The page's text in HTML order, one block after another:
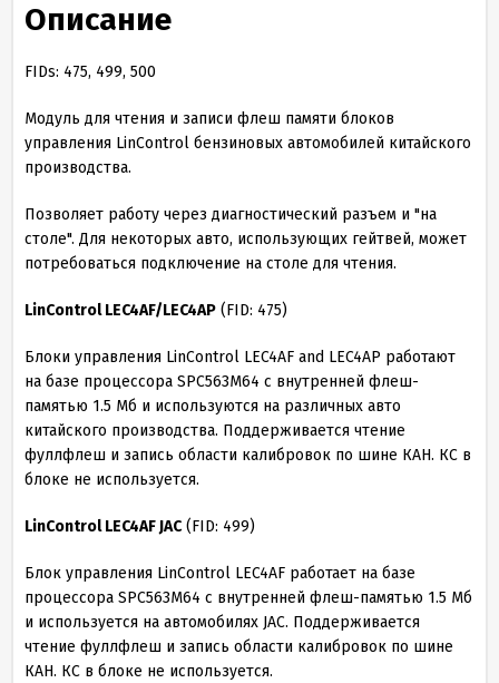
Описание
FIDs: 475, 499, 500
Модуль для чтения и записи флеш памяти блоков
управления LinControl бензиновых автомобилей китайского
производства.
Позволяет работу через диагностический разъем и "на
столе". Для некоторых авто, использующих гейтвей, может
потребоваться подключение на столе для чтения.
LinControl LEC4AF/LEC4AP (FID: 475)
Блоки управления LinControl LEC4AF and LEC4AP работают
на базе процессора SPC563M64 с внутренней флеш-
памятью 1.5 Мб и используются на различных авто
китайского производства. Поддерживается чтение
фуллфлеш и запись области калибровок по шине КАН. КС в
блоке не используется.
LinControl LEC4AF JAC(FID: 499)
Блок управления LinControl LEC4AF работает на базе
процессора SPC563M64 с внутренней флеш-памятью 1.5 Мб
и используется на автомобилях JAC. Поддерживается
чтение фуллфлеш и запись области калибровок по шине
КАН. КС в блоке не используется.